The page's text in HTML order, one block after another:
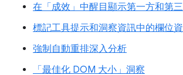
在「成效」中醒目顯示第一方和第
標記工具提示和洞察資訊中的欄位
強制自動重排深入分析
「最佳化 DOM 大小」洞察